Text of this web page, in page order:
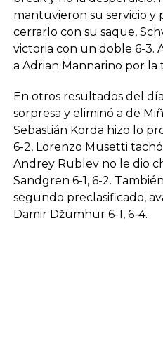
mantuvieron su servicio y
cerrarlo con su saque,
victoria con un doble 6-3.
a Adrian Mannarino por la
En otros resultados del
sorpresa y eliminó a de
Sebastián Korda hizo lo
6-2, Lorenzo Musetti
Andrey Rublev no le dio
Sandgren 6-1, 6-2.
segundo preclasificado,
Damir Džumhur 6-1, 6-4.